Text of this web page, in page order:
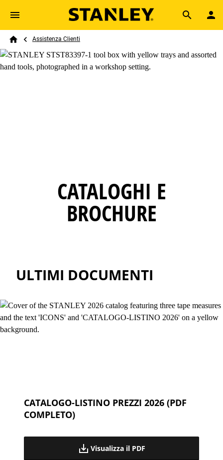
Skip to main content
Search
Breadcrumb
Assistenza Clienti
CATALOGHI E
BROCHURE
ULTIMI DOCUMENTI
CATALOGO-LISTINO PREZZI 2026 (PDF
COMPLETO)
Visualizza il PDF